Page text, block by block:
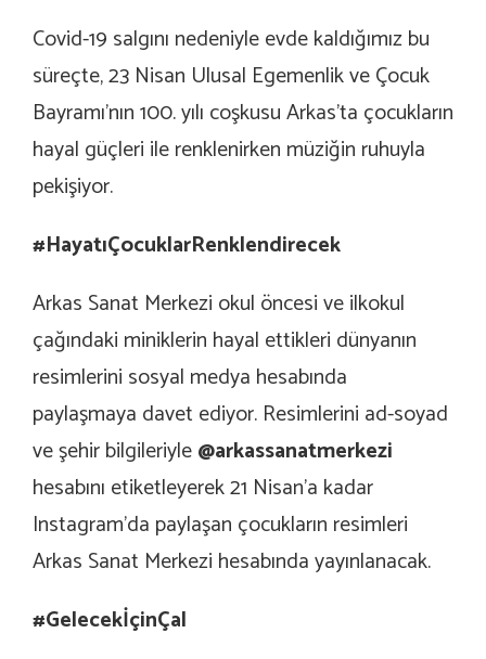
Covid-19 salgını nedeniyle evde kaldığımız bu
süreçte, 23 Nisan Ulusal Egemenlik ve Çocuk
Bayramı’nın 100. yılı coşkusu Arkas’ta çocukların
hayal güçleri ile renklenirken müziğin ruhuyla
pekişiyor.
#HayatıÇocuklarRenklendirecek
Arkas Sanat Merkezi okul öncesi ve ilkokul
çağındaki miniklerin hayal ettikleri dünyanın
resimlerini sosyal medya hesabında
paylaşmaya davet ediyor. Resimlerini ad-soyad
ve şehir bilgileriyle@arkassanatmerkezi
hesabını etiketleyerek 21 Nisan’a kadar
Instagram’da paylaşan çocukların resimleri
Arkas Sanat Merkezi hesabında yayınlanacak.
#GelecekİçinÇal